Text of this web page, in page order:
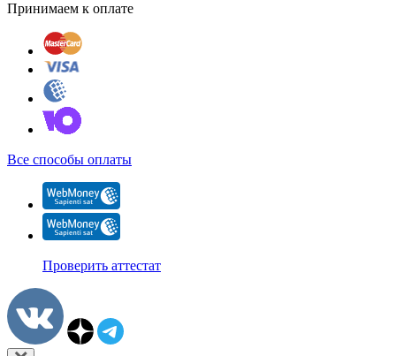
Принимаем к оплате
Все способы оплаты
Проверить аттестат